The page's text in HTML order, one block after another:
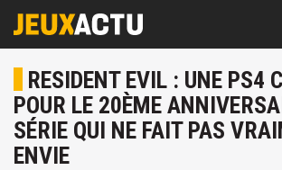
RESIDENT EVIL : UNE PS4
POUR LE 20ÈME
SÉRIE QUI NE FAIT PAS
ENVIE